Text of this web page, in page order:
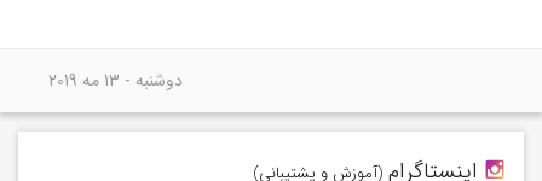
دوشنبه - 13 مه 2019
وامیلون را در اینستاگرام دنبال کنید!
اینستاگرام (آموزش و پشتیبانی)